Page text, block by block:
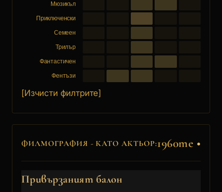
Мюзикъл
Приключенски
Семеен
Трилър
Фантастичен
Фентъзи
[Изчисти филтрите]
ФИЛМОГРАФИЯ - КАТО АКТЬОР:1960те •
Привързаният балон